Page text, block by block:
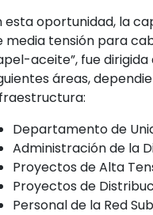
esta oportunidad, la
media tensión para
aceite”, fue dirigida
áreas,
Departamento de
Administración de la
Proyectos de Alta
Proyectos de
Personal de la Red